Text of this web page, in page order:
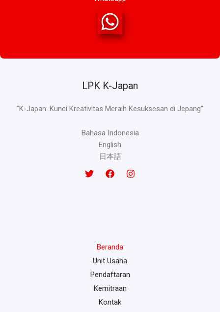
LPK K-Japan
“K-Japan: Kunci Kreativitas Meraih Kesuksesan di Jepang”
Bahasa Indonesia
English
日本語
Beranda
Unit Usaha
Pendaftaran
Kemitraan
Kontak